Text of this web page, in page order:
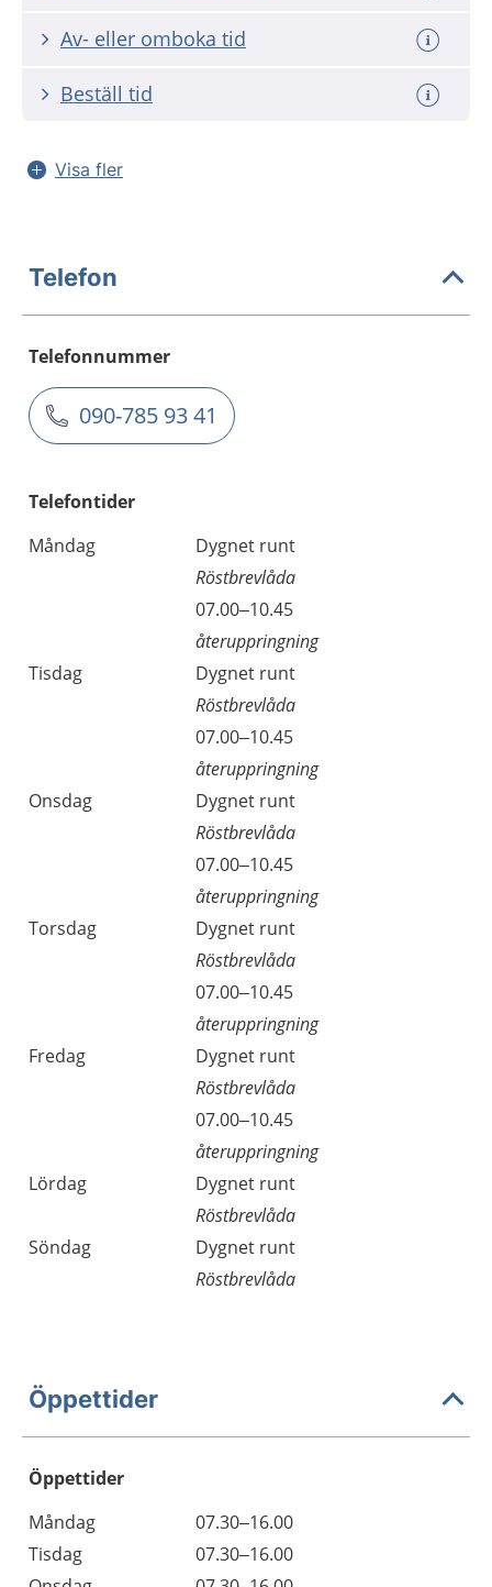
Av- eller omboka tid
Beställ tid
Visa fler
Telefon
Telefonnummer
090-785 93 41
Telefontider
Måndag
Dygnet runt
Röstbrevlåda
07.00–10.45
återuppringning
Tisdag
Dygnet runt
Röstbrevlåda
07.00–10.45
återuppringning
Onsdag
Dygnet runt
Röstbrevlåda
07.00–10.45
återuppringning
Torsdag
Dygnet runt
Röstbrevlåda
07.00–10.45
återuppringning
Fredag
Dygnet runt
Röstbrevlåda
07.00–10.45
återuppringning
Lördag
Dygnet runt
Röstbrevlåda
Söndag
Dygnet runt
Röstbrevlåda
Öppettider
Öppettider
Dag
Öppettider
Kommentarer
Måndag
07.30–16.00
Tisdag
07.30–16.00